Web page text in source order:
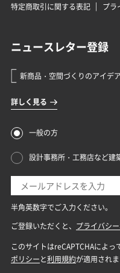
特定商取引に関する表記
プラ